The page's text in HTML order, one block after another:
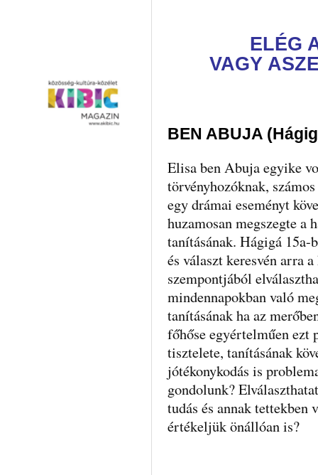
ELÉG
VAGY
BEN ABUJA
Elisa ben Abuja egyike
törvényhozóknak,
egy drámai eseményt
huzamosan megszegte a
tanításának. Hágigá 15a-
és választ keresvén arra
szempontjából
mindennapokban való
tanításának ha az
főhőse egyértelműen ezt
tisztelete, tanításának
jótékonykodás is
gondolunk?
tudás és annak
értékeljük önállóan is?